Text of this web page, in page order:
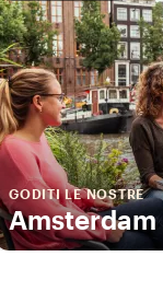
GODITI LE NOSTRE
Amsterdam